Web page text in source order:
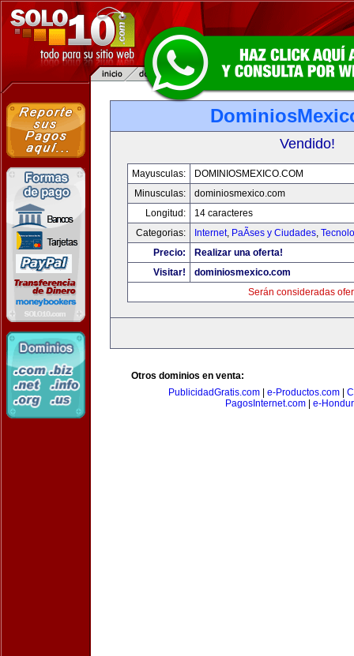
Vendido!
Mayusculas:
DOMINIOSMEXICO.COM
Minusculas:
dominiosmexico.com
Longitud:
14 caracteres
Categorias:
Internet, PaÃ­ses y Ciudades,
Precio:
Realizar una oferta!
Visitar!
dominiosmexico.com
Serán consideradas
Otros dominios en venta:
PublicidadGratis.com
e-Productos.com
PagosInternet.com
e-